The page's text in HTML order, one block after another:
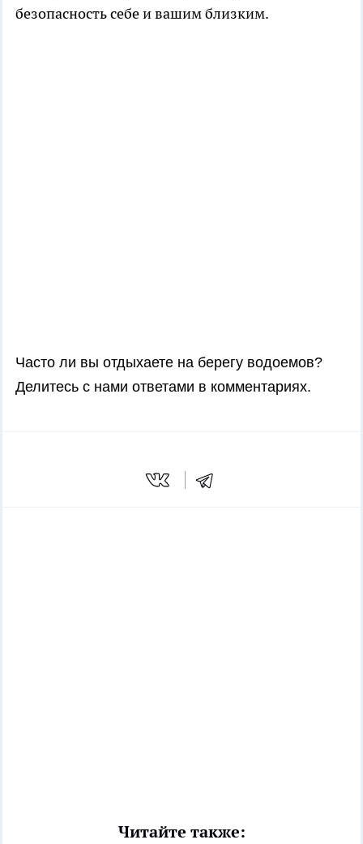
безопасность себе и вашим близким.
Часто ли вы отдыхаете на берегу водоемов?
Делитесь с нами ответами в комментариях.
Читайте также: